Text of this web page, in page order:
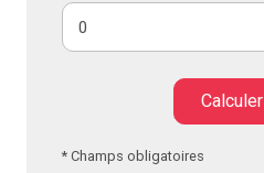
Calculer
* Champs obligatoires